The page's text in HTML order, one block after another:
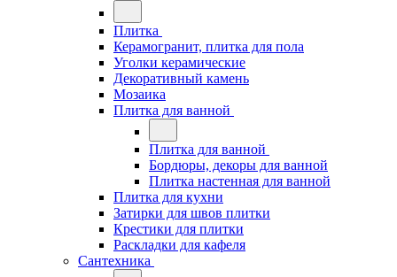
Плитка
Керамогранит, плитка для пола
Уголки керамические
Декоративный камень
Мозаика
Плитка для ванной
Плитка для ванной
Бордюры, декоры для ванной
Плитка настенная для ванной
Плитка для кухни
Затирки для швов плитки
Крестики для плитки
Раскладки для кафеля
Сантехника